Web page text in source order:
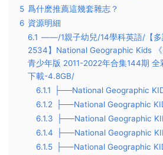
5 爲什麽推薦這幾套雜志？
6 資源明細
6.1 ——/1親子幼兒/14學科英語/【多
2534】National Geographic Kids
青少年版 2011-2022年合集144期 全
下載-4.8GB/
6.1.1
├──National Geographic
6.1.2
├──National Geographic
6.1.3
├──National Geographic
6.1.4
├──National Geographic
6.1.5
├──National Geographic